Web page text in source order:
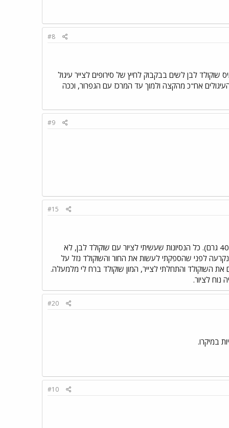
#8
שוקולד לבן לשים בבקבוק לחיץ של סירופים לצייר עיגול
העיגולים אח"כ מהקצה ולמוך עד המרכז עם הגפרור, וככה
#9
#15
הבקבוק לא גדול מדי למעט השוקולד שצריך לקישוט עוגה אחת? (חיים כהן ממליץ על 30 גרם אני המסתי 40 גרם). כל הנסיונות שעשיתי לציור עם שוקולד לבן, לא
נקרעה לפני שהספקתי לעשות את החור והשוקולד נזל על
את השוקולד והתחלתי לצייר, המון שוקולד ברח לי מלמעלה.
לציור.
#20
במיקרו.
#10